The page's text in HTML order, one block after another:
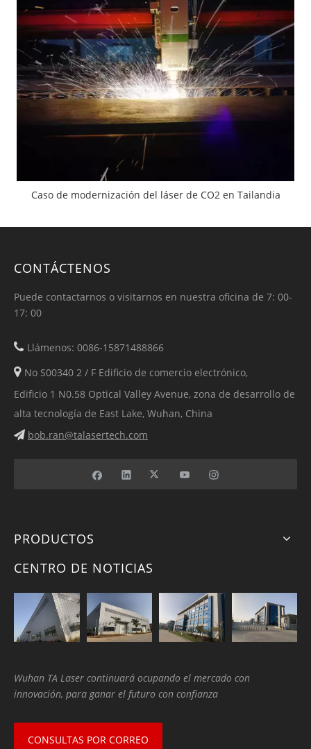
Caso de modernización del láser de CO2 en Tailandia
CONTÁCTENOS
Puede contactarnos o visitarnos en nuestra oficina de 7: 00-
17: 00
 Llámenos: 0086-15871488866
 No S00340 2 / F Edificio de comercio electrónico,
Edificio 1 N0.58 Optical Valley Avenue, zona de desarrollo de
alta tecnología de East Lake, Wuhan, China
 bob.ran@talasertech.com
PRODUCTOS
CENTRO DE NOTICIAS
Wuhan TA Laser continuará ocupando el mercado con
innovación, para ganar el futuro con confianza
CONSULTAS POR CORREO